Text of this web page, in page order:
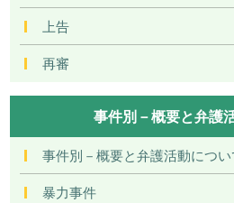
上告
再審
事件別－概要と弁護
事件別－概要と弁護活動につい
暴力事件